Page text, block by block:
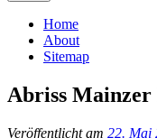
Home
About
Sitemap
Abriss Mainzer
Veröffentlicht am 22. Mai